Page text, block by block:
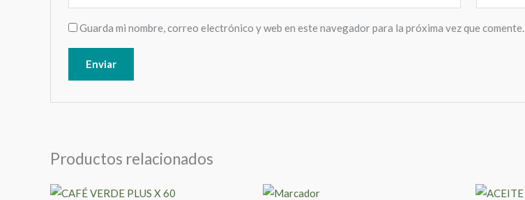
Guarda mi nombre, correo electrónico y web en este navegador para la próxima vez que comente.
Productos relacionados